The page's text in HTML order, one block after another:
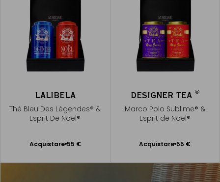
LALIBELA
Thé Bleu Des Légendes® &
Esprit De Noël®
Acquistare 55 €
Aggiungere
DESIGNER TEA ®
Marco Polo Sublime® &
Esprit de Noël®
Acquistare 55 €
Aggiungere